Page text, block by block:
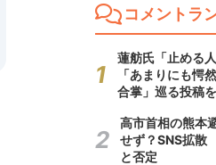
コメントラ
蓮舫氏「止める
「あまりにも
合掌」巡る投稿
高市首相の熊本
せず？SNS拡散
と否定